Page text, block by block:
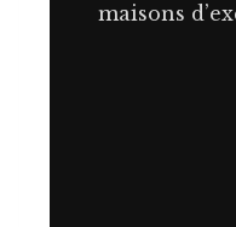
maisons